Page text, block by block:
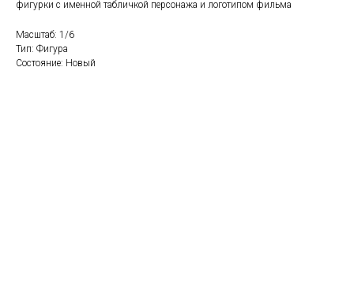
фигурки с именной табличкой персонажа и логотипом фильма
Масштаб: 1/6
Тип: Фигура
Состояние: Новый